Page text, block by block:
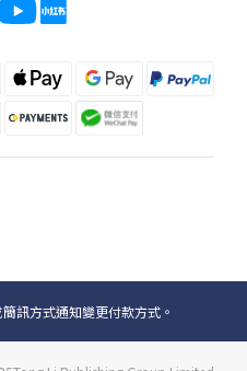
訊方式通知變更付款方式。